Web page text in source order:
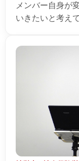
メンバー自身が
いきたいと考え